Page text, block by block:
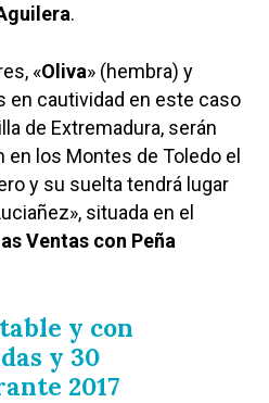
.
«Oliva» (hembra) y
en cautividad en este caso
de Extremadura, serán
los Montes de Toledo el
y su suelta tendrá lugar
situada en el
Ventas con Peña
y con
y 30
2017